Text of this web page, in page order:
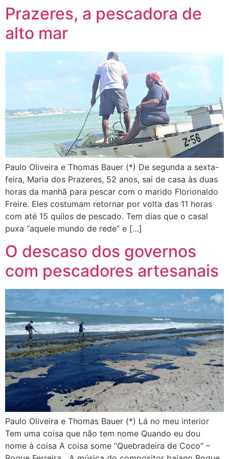
Prazeres, a pescadora de
alto mar
Paulo Oliveira e Thomas Bauer (*) De segunda a sexta-
feira, Maria dos Prazeres, 52 anos, sai de casa às duas
horas da manhã para pescar com o marido Florionaldo
Freire. Eles costumam retornar por volta das 11 horas
com até 15 quilos de pescado. Tem dias que o casal
puxa “aquele mundo de rede” e […]
O descaso dos governos
com pescadores artesanais
Paulo Oliveira e Thomas Bauer (*) Lá no meu interior
Tem uma coisa que não tem nome Quando eu dou
nome à coisa A coisa some “Quebradeira de Coco” –